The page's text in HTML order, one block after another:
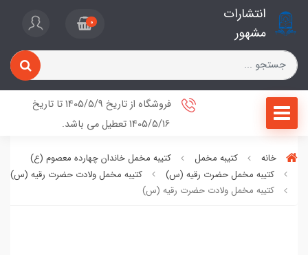
انتشارات
مشهور
0
فروشگاه از تاریخ 1405/5/9 تا تاریخ
1405/5/16 تعطیل می باشد.
خانه کتیبه مخمل
کتیبه مخمل خاندان چهارده معصوم (ع)
کتیبه مخمل حضرت رقیه (س)
کتیبه مخمل ولادت حضرت رقیه (س)
کتیبه مخمل ولادت حضرت رقیه (س)